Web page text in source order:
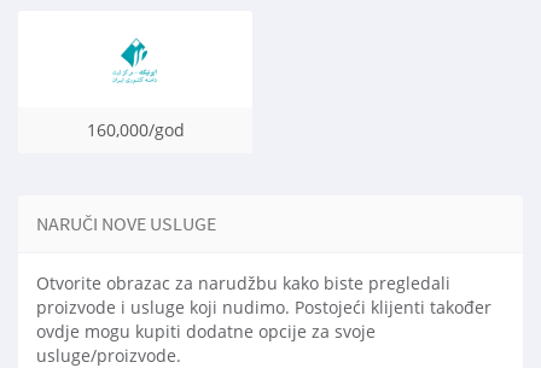
160,000/god
NARUČI NOVE USLUGE
Otvorite obrazac za narudžbu kako biste pregledali
proizvode i usluge koji nudimo. Postojeći klijenti također
ovdje mogu kupiti dodatne opcije za svoje
usluge/proizvode.